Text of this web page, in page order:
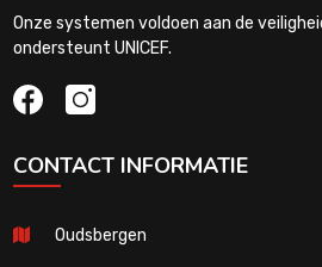
Onze systemen voldoen aan de
ondersteunt UNICEF.
CONTACT INFORMATIE
Oudsbergen